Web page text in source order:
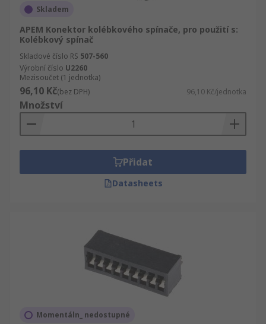
Skladem
APEM Konektor kolébkového spínače, pro použití s:
Kolébkový spínač
Skladové číslo RS 507-560
Výrobní číslo U2260
Mezisoučet (1 jednotka)
96,10 Kč(bez DPH) 96,10 Kč/jednotka
Množství
Přidat
Datasheets
Momentáln_ nedostupné